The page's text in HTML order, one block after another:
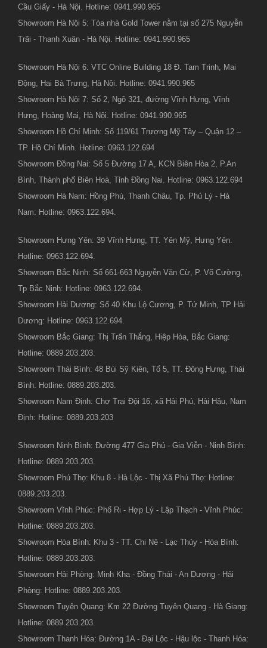
Cầu Giấy - Hà Nội. Hotline: 0941.990.965
Showroom Hà Nội 5: Tòa nhà Gold Tower nằm tại số 275 Nguyễn
Trãi - Thanh Xuân - Hà Nội. Hotline: 0941.990.965
Showroom Hà Nội 6: VTC Online Building 18 Đ. Tam Trinh, Mai
Động, Hai Bà Trưng, Hà Nội. Hotline: 0941.990.965
Showroom Hà Nội 7: Số 2, Ngõ 321, đường Vĩnh Hưng, Vĩnh
Hưng, Hoàng Mai, Hà Nội. Hotline: 0941.990.965
Showroom Hồ Chí Minh: Số 119/61 Trương Mỹ Tây – Quận 12 –
TP. Hồ Chí Minh. Hotline: 0963.122.694
Showroom Đồng Nai: Số 5 Đường 17 A, KCN Biên Hòa 2, P.An
Bình, Thành phố Biên Hoà, Tỉnh Đồng Nai. Hotline: 0963.122.694
Showroom Hà Nam: Hồng Phú, Thanh Châu, Tp. Phủ Lý - Hà
Nam: Hotline: 0963.122.694.
Showroom Hưng Yên: 39 Vĩnh Hưng, TT. Yên Mỹ, Hưng Yên:
Hotline: 0963.122.694.
Showroom Bắc Ninh: Số 661-663 Nguyễn Văn Cừ, P. Võ Cường,
Tp Bắc Ninh: Hotline: 0963.122.694.
Showroom Hải Dương: Số 40 Khu Lộ Cương, P. Tứ Minh, TP Hải
Dương: Hotline: 0963.122.694.
Showroom Bắc Giang: Thị Trấn Thắng, Hiệp Hòa, Bắc Giang:
Hotline: 0889.203.203.
Showroom Thái Bình: 48 Bùi Sỹ Kiên, Tổ 5, TT. Đông Hưng, Thái
Bình: Hotline: 0889.203.203.
Showroom Nam Định: Chợ Trại Đội 16, xã Hải Phú, Hải Hậu, Nam
Định: Hotline: 0889.203.203
Showroom Ninh Bình: Đường 477 Gia Phú - Gia Viễn - Ninh Bình:
Hotline: 0889.203.203.
Showroom Phú Thọ: Khu 8 - Hà Lộc - Thị Xã Phú Thọ: Hotline:
0889.203.203.
Showroom Vĩnh Phúc: Phố Ri - Hợp Lý - Lập Thạch - Vĩnh Phúc:
Hotline: 0889.203.203.
Showroom Hòa Bình: Khu 3 - TT. Chi Nê - Lạc Thủy - Hòa Bình:
Hotline: 0889.203.203.
Showroom Hải Phòng: Minh Kha - Đồng Thái - An Dương - Hải
Phòng: Hotline: 0889.203.203.
Showroom Tuyên Quang: Km 22 Đường Tuyên Quang - Hà Giang:
Hotline: 0889.203.203.
Showroom Thanh Hóa: Đường 1A - Đại Lộc - Hậu lộc - Thanh Hóa: